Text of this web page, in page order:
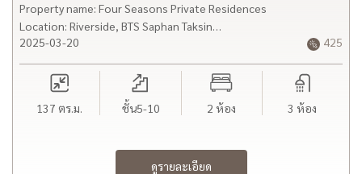
Property name: Four Seasons Private Residences
Location: Riverside, BTS Saphan Taksin
Google MAP: https://goo.gl/maps/DgsgXcbE91Q48FG36
Size: 137.84sq.m
Bed/Bath: 2bed 3bath
Floor: 5+
Rental price: 370,000THB negotiable
Furnished condition: Fully furnished with all designer's brand
2025-03-20 425
137 ตร.ม. ชั้น5-10 2 ห้อง 3 ห้อง
ดูรายละเอียด